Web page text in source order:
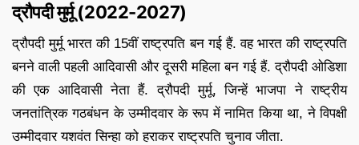
द्रौपदी मुर्मू (2022-2027)
द्रौपदी मुर्मू भारत की 15वीं राष्ट्रपति बन गई हैं. वह भारत की राष्ट्रपति
बनने वाली पहली आदिवासी और दूसरी महिला बन गई हैं. द्रौपदी ओडिशा
की एक आदिवासी नेता हैं. द्रौपदी मुर्मू, जिन्हें भाजपा ने राष्ट्रीय
जनतांत्रिक गठबंधन के उम्मीदवार के रूप में नामित किया था, ने विपक्षी
उम्मीदवार यशवंत सिन्हा को हराकर राष्ट्रपति चुनाव जीता.